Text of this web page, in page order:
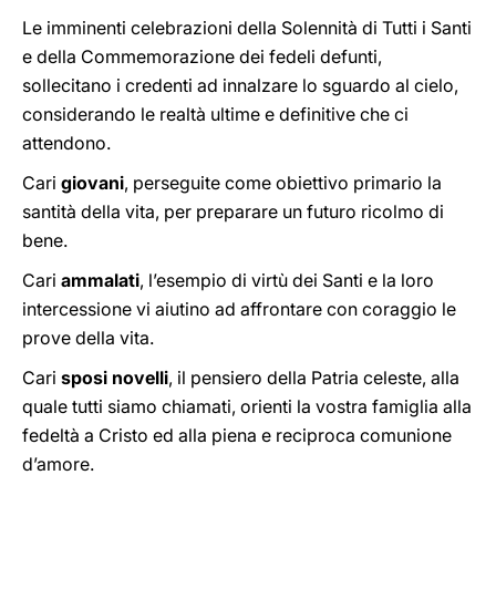
Le imminenti celebrazioni della Solennità di Tutti i Santi
e della Commemorazione dei fedeli defunti,
sollecitano i credenti ad innalzare lo sguardo al cielo,
considerando le realtà ultime e definitive che ci
attendono.
Cari giovani, perseguite come obiettivo primario la
santità della vita, per preparare un futuro ricolmo di
bene.
Cari ammalati, l’esempio di virtù dei Santi e la loro
intercessione vi aiutino ad affrontare con coraggio le
prove della vita.
Cari sposi novelli, il pensiero della Patria celeste, alla
quale tutti siamo chiamati, orienti la vostra famiglia alla
fedeltà a Cristo ed alla piena e reciproca comunione
d’amore.